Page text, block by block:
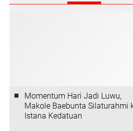
Momentum Hari Jadi Luwu,
Makole Baebunta Silaturahmi
Istana Kedatuan